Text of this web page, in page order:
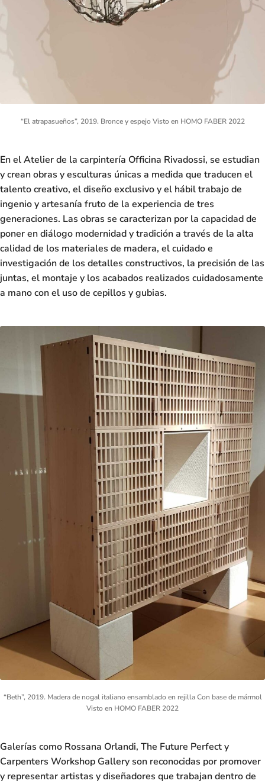
“El atrapasueños”, 2019. Bronce y espejo Visto en HOMO FABER 2022
En el Atelier de la carpintería Officina Rivadossi, se estudian
y crean obras y esculturas únicas a medida que traducen el
talento creativo, el diseño exclusivo y el hábil trabajo de
ingenio y artesanía fruto de la experiencia de tres
generaciones. Las obras se caracterizan por la capacidad de
poner en diálogo modernidad y tradición a través de la alta
calidad de los materiales de madera, el cuidado e
investigación de los detalles constructivos, la precisión de las
juntas, el montaje y los acabados realizados cuidadosamente
a mano con el uso de cepillos y gubias.
“Beth”, 2019. Madera de nogal italiano ensamblado en rejilla Con base de mármol
Visto en HOMO FABER 2022
Galerías como Rossana Orlandi, The Future Perfect y
Carpenters Workshop Gallery son reconocidas por promover
y representar artistas y diseñadores que trabajan dentro de